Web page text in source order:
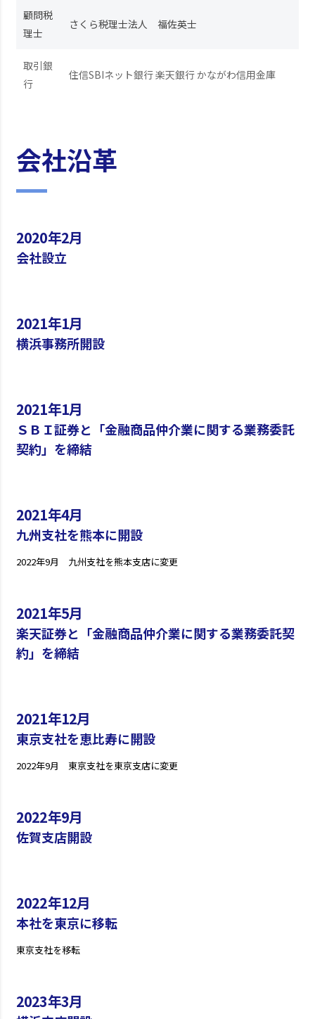
顧問税
理士
さくら税理士法人 福佐英士
取引銀
行
住信SBIネット銀行 楽天銀行 かながわ信用金庫
会社沿革
2020年2月
会社設立
2021年1月
横浜事務所開設
2021年1月
ＳＢＩ証券と「金融商品仲介業に関する業務委託
契約」を締結
2021年4月
九州支社を熊本に開設
2022年9月 九州支社を熊本支店に変更
2021年5月
楽天証券と「金融商品仲介業に関する業務委託契
約」を締結
2021年12月
東京支社を恵比寿に開設
2022年9月 東京支社を東京支店に変更
2022年9月
佐賀支店開設
2022年12月
本社を東京に移転
東京支社を移転
2023年3月